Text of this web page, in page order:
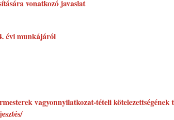
vonatkozó javaslat
évi munkájáról
vagyonnyilatkozat-tételi kötelezettségének